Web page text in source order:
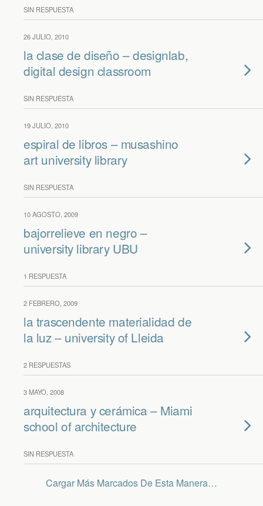
SIN RESPUESTA
26 JULIO, 2010
la clase de diseño – designlab,
digital design classroom
SIN RESPUESTA
19 JULIO, 2010
espiral de libros – musashino
art university library
SIN RESPUESTA
10 AGOSTO, 2009
bajorrelieve en negro –
university library UBU
1 RESPUESTA
2 FEBRERO, 2009
la trascendente materialidad de
la luz – university of Lleida
2 RESPUESTAS
3 MAYO, 2008
arquitectura y cerámica – Miami
school of architecture
SIN RESPUESTA
Cargar Más Marcados De Esta Manera…